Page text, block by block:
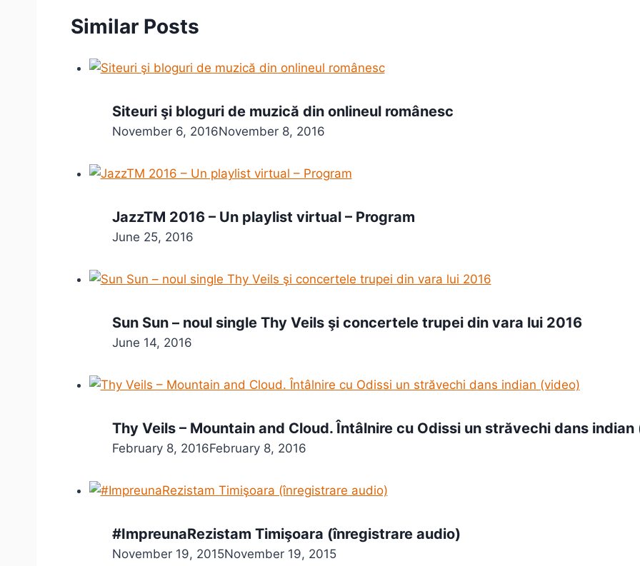
Similar Posts
Siteuri şi bloguri de muzică din onlineul românesc
November 6, 2016November 8, 2016
JazzTM 2016 – Un playlist virtual – Program
June 25, 2016
Sun Sun – noul single Thy Veils şi concertele trupei din vara lui 2016
June 14, 2016
Thy Veils – Mountain and Cloud. Întâlnire cu Odissi un străvechi dans indian
February 8, 2016February 8, 2016
#ImpreunaRezistam Timişoara (înregistrare audio)
November 19, 2015November 19, 2015